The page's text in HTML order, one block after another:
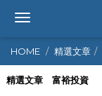
T
g
g
l
HOME 精選文章
精選文章 富裕投資